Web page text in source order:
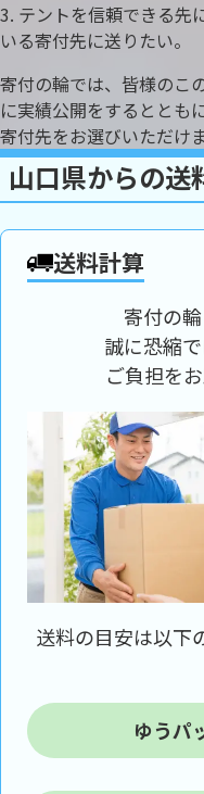
テントを信頼できる先
いる寄付先に送りたい。
寄付の輪では、皆様のこ
に実績公開をするとともに
寄付先をお選びいただけま
山口県からの送
送料計算
寄付の
誠に恐縮
ご負担を
送料の目安は以下
ゆうパ